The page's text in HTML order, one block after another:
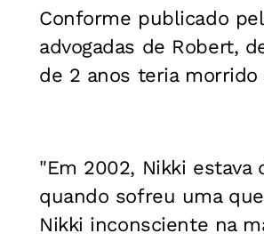
Conforme publicado
advogadas de Robert,
de 2 anos teria
"Em 2002, Nikki
quando sofreu uma
Nikki inconsciente na